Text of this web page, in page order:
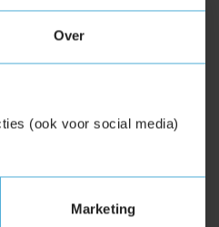
Over
(ook voor social media)
Marketing